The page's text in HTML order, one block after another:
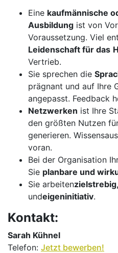
Eine kaufmännische
Ausbildung ist von
Voraussetzung. Viel
Leidenschaft für das
Vertrieb.
Sie sprechen die
prägnant und auf Ihre
angepasst. Feedback
Netzwerken ist Ihre
den größten Nutzen
generieren.
voran.
Bei der Organisation
Sie planbare und
Sie arbeiten
undeigeninitiativ.
Kontakt:
Sarah Kühnel
Telefon: Jetzt bewerben!